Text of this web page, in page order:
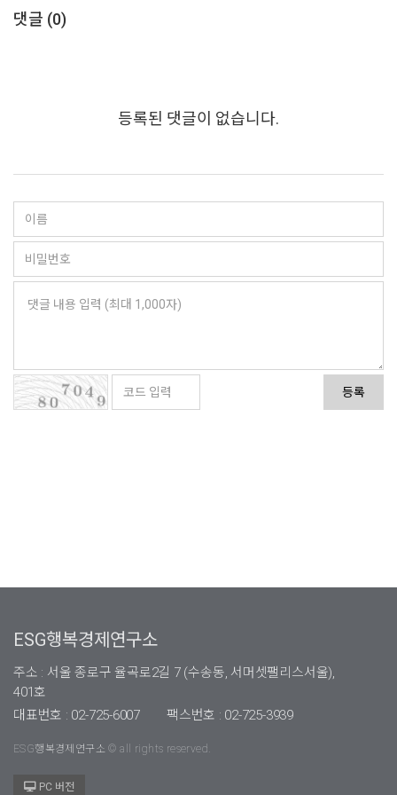
댓글 (0)
등록된 댓글이 없습니다.
등록
ESG행복경제연구소
주소 : 서울 종로구 율곡로2길 7 (수송동, 서머셋팰리스서울),
401호
대표번호 : 02-725-6007
팩스번호 : 02-725-3939
ESG행복경제연구소 © all rights reserved.
PC 버전